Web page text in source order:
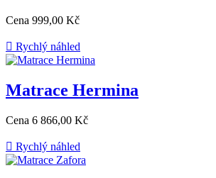
Cena 999,00 Kč
 Rychlý náhled
Matrace Hermina
Cena 6 866,00 Kč
 Rychlý náhled